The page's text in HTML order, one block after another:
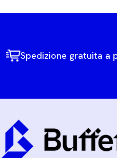
Spedizione gratuita a